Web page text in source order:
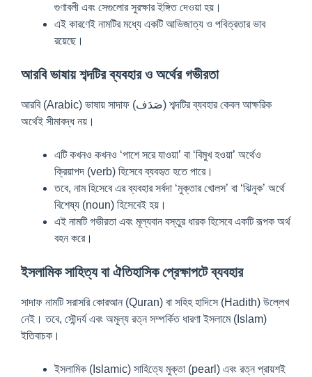
গুণাবলী এবং সেগুলোর সুরক্ষার ইঙ্গিত দেওয়া হয়।
এই কারণেই নামটির মধ্যে একটি আভিজাত্য ও পবিত্রতার ভাব
রয়েছে।
আরবি ভাষায় শব্দটির ব্যবহার ও অর্থের গভীরতা
আরবি (Arabic) ভাষায় সাদাফ (صَدَف) শব্দটির ব্যবহার কেবল আক্ষরিক
অর্থেই সীমাবদ্ধ নয়।
এটি কখনও কখনও ‘পাশে সরে যাওয়া’ বা ‘বিমুখ হওয়া’ অর্থেও
ক্রিয়াপদ (verb) হিসেবে ব্যবহৃত হতে পারে।
তবে, নাম হিসেবে এর ব্যবহার সর্বদা ‘মুক্তার খোলস’ বা ‘ঝিনুক’ অর্থে
বিশেষ্য (noun) হিসেবেই হয়।
এই নামটি গভীরতা এবং মূল্যবান বস্তুর ধারক হিসেবে একটি রূপক অর্থ
বহন করে।
ইসলামিক সাহিত্য বা ঐতিহাসিক প্রেক্ষাপটে ব্যবহার
সাদাফ নামটি সরাসরি কোরআন (Quran) বা সহিহ হাদিসে (Hadith) উল্লেখ
নেই। তবে, সৌন্দর্য এবং অমূল্য রত্ন সম্পর্কিত ধারণা ইসলামে (Islam)
ইতিবাচক।
ইসলামিক (Islamic) সাহিত্যে মুক্তা (pearl) এবং রত্ন প্রায়শই